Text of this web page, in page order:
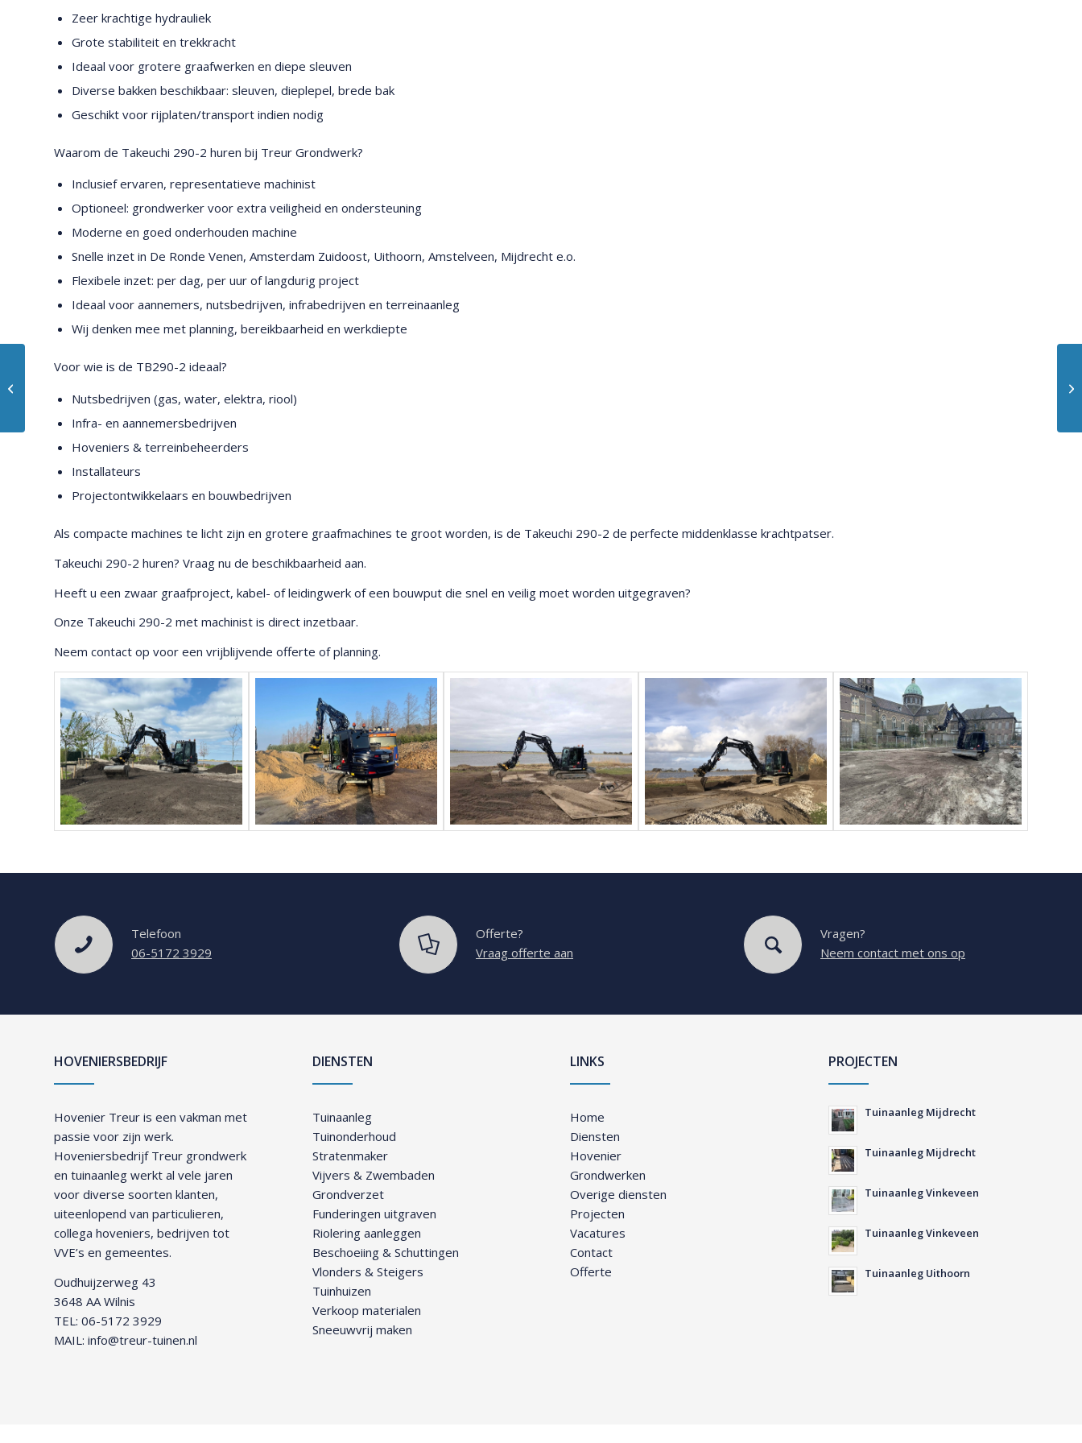
Zeer krachtige hydrauliek
Grote stabiliteit en trekkracht
Ideaal voor grotere graafwerken en diepe sleuven
Diverse bakken beschikbaar: sleuven, dieplepel, brede bak
Geschikt voor rijplaten/transport indien nodig
Waarom de Takeuchi 290-2 huren bij Treur Grondwerk?
Inclusief ervaren, representatieve machinist
Optioneel: grondwerker voor extra veiligheid en ondersteuning
Moderne en goed onderhouden machine
Snelle inzet in De Ronde Venen, Amsterdam Zuidoost, Uithoorn, Amstelveen, Mijdrecht e.o.
Flexibele inzet: per dag, per uur of langdurig project
Ideaal voor aannemers, nutsbedrijven, infrabedrijven en terreinaanleg
Wij denken mee met planning, bereikbaarheid en werkdiepte
Voor wie is de TB290-2 ideaal?
Nutsbedrijven (gas, water, elektra, riool)
Infra- en aannemersbedrijven
Hoveniers & terreinbeheerders
Installateurs
Projectontwikkelaars en bouwbedrijven
Als compacte machines te licht zijn en grotere graafmachines te groot worden, is de Takeuchi 290-2 de perfecte middenklasse krachtpatser.
Takeuchi 290-2 huren? Vraag nu de beschikbaarheid aan.
Heeft u een zwaar graafproject, kabel- of leidingwerk of een bouwput die snel en veilig moet worden uitgegraven?
Onze Takeuchi 290-2 met machinist is direct inzetbaar.
Neem contact op voor een vrijblijvende offerte of planning.
Telefoon
06-5172 3929
Offerte?
Vraag offerte aan
Vragen?
Neem contact met ons op
HOVENIERSBEDRIJF
Hovenier Treur is een vakman met
passie voor zijn werk.
Hoveniersbedrijf Treur grondwerk
en tuinaanleg werkt al vele jaren
voor diverse soorten klanten,
uiteenlopend van particulieren,
collega hoveniers, bedrijven tot
VVE’s en gemeentes.
Oudhuijzerweg 43
3648 AA Wilnis
TEL: 06-5172 3929
MAIL: info@treur-tuinen.nl
DIENSTEN
Tuinaanleg
Tuinonderhoud
Stratenmaker
Vijvers & Zwembaden
Grondverzet
Funderingen uitgraven
Riolering aanleggen
Beschoeiing & Schuttingen
Vlonders & Steigers
Tuinhuizen
Verkoop materialen
Sneeuwvrij maken
LINKS
Home
Diensten
Hovenier
Grondwerken
Overige diensten
Projecten
Vacatures
Contact
Offerte
PROJECTEN
Tuinaanleg Mijdrecht
Tuinaanleg Mijdrecht
Tuinaanleg Vinkeveen
Tuinaanleg Vinkeveen
Tuinaanleg Uithoorn